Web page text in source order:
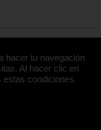
hacer tu navegación
Al hacer clic en
estas condiciones.